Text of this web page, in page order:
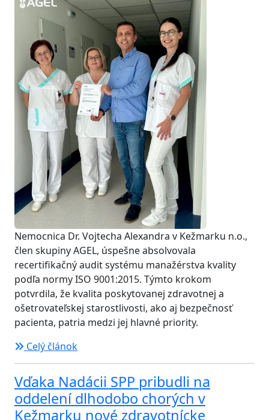
Nemocnica Dr. Vojtecha Alexandra v Kežmarku n.o.,
člen skupiny AGEL, úspešne absolvovala
recertifikačný audit systému manažérstva kvality
podľa normy ISO 9001:2015. Týmto krokom
potvrdila, že kvalita poskytovanej zdravotnej a
ošetrovateľskej starostlivosti, ako aj bezpečnosť
pacienta, patria medzi jej hlavné priority.
Celý článok
Vďaka Nadácii SPP pribudli na
oddelení dlhodobo chorých v
Kežmarku nové zdravotnícke